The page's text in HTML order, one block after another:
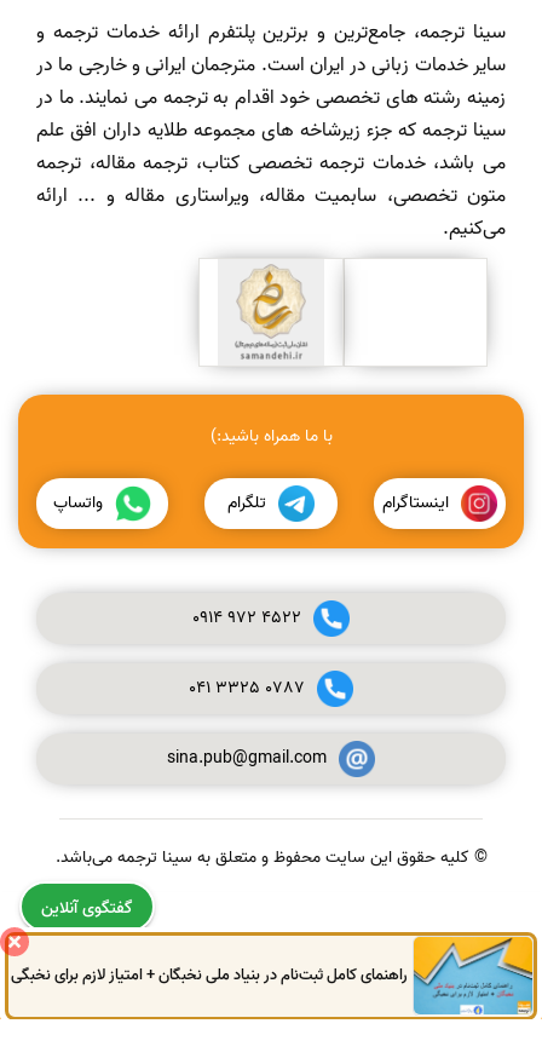
سینا ترجمه، جامع‌ترین و برترین پلتفرم ارائه خدمات ترجمه و
سایر خدمات زبانی در ایران است. مترجمان ایرانی و خارجی ما در
زمینه رشته های تخصصی خود اقدام به ترجمه می نمایند. ما در
سینا ترجمه که جزء زیرشاخه های مجموعه طلایه داران افق علم
می باشد، خدمات ترجمه تخصصی کتاب، ترجمه مقاله، ترجمه
متون تخصصی، سابمیت مقاله، ویراستاری مقاله و ... ارائه
می‌کنیم.
با ما همراه باشید:)
اینستاگرام تلگرام واتساپ
0914972 4522
041 3325 0787
sina.pub@gmail.com
© کلیه حقوق این سایت محفوظ و متعلق به سینا ترجمه می‌باشد.
04133250787
09149724522
راهنمای کامل ثبت‌نام در بنیاد ملی نخبگان + امتیاز لازم برای نخبگی
گفتگوی آنلاین